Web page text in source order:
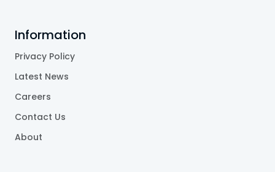
Information
Privacy Policy
Latest News
Careers
Contact Us
About